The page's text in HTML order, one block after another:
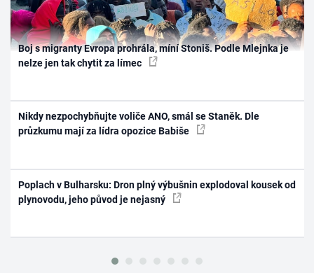
Boj s migranty Evropa prohrála, míní Stoniš. Podle Mlejnka je
nelze jen tak chytit za límec
Nikdy nezpochybňujte voliče ANO, smál se Staněk. Dle
průzkumu mají za lídra opozice Babiše
Poplach v Bulharsku: Dron plný výbušnin explodoval kousek od
plynovodu, jeho původ je nejasný